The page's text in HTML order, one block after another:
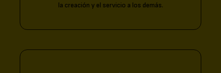
la creación y el servicio a los demás.